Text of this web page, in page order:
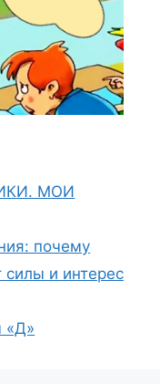
МОИ
почему
силы и интерес
«Д»